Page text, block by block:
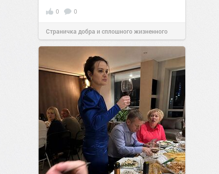
0 0
Страничка добра и сплошного жизненного
позитива!11:38Сегодня